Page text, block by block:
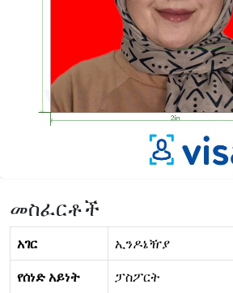
መስፈርቶች
አገር
ኢንዶኔዥያ
የሰነድ አይነት
ፓስፖርት